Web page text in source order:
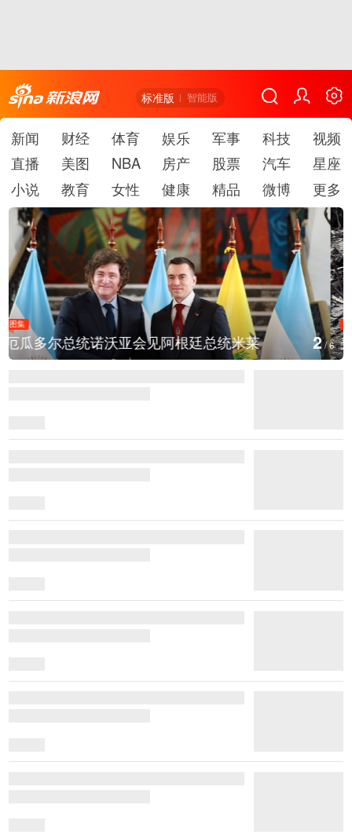
标准版 智能版
新闻 财经 体育 娱乐 军事 科技
视频
直播
美图 NBA 房产 股票 汽车
星座
小说
教育 女性 健康 精品 微博 更多
图集
美国斯波坎：野火烧毁700多所房屋 2/6